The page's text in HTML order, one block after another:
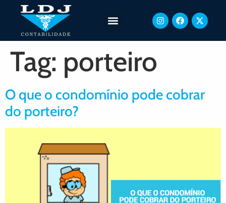
Tag: porteiro
O que o condomínio pode cobrar
do porteiro?